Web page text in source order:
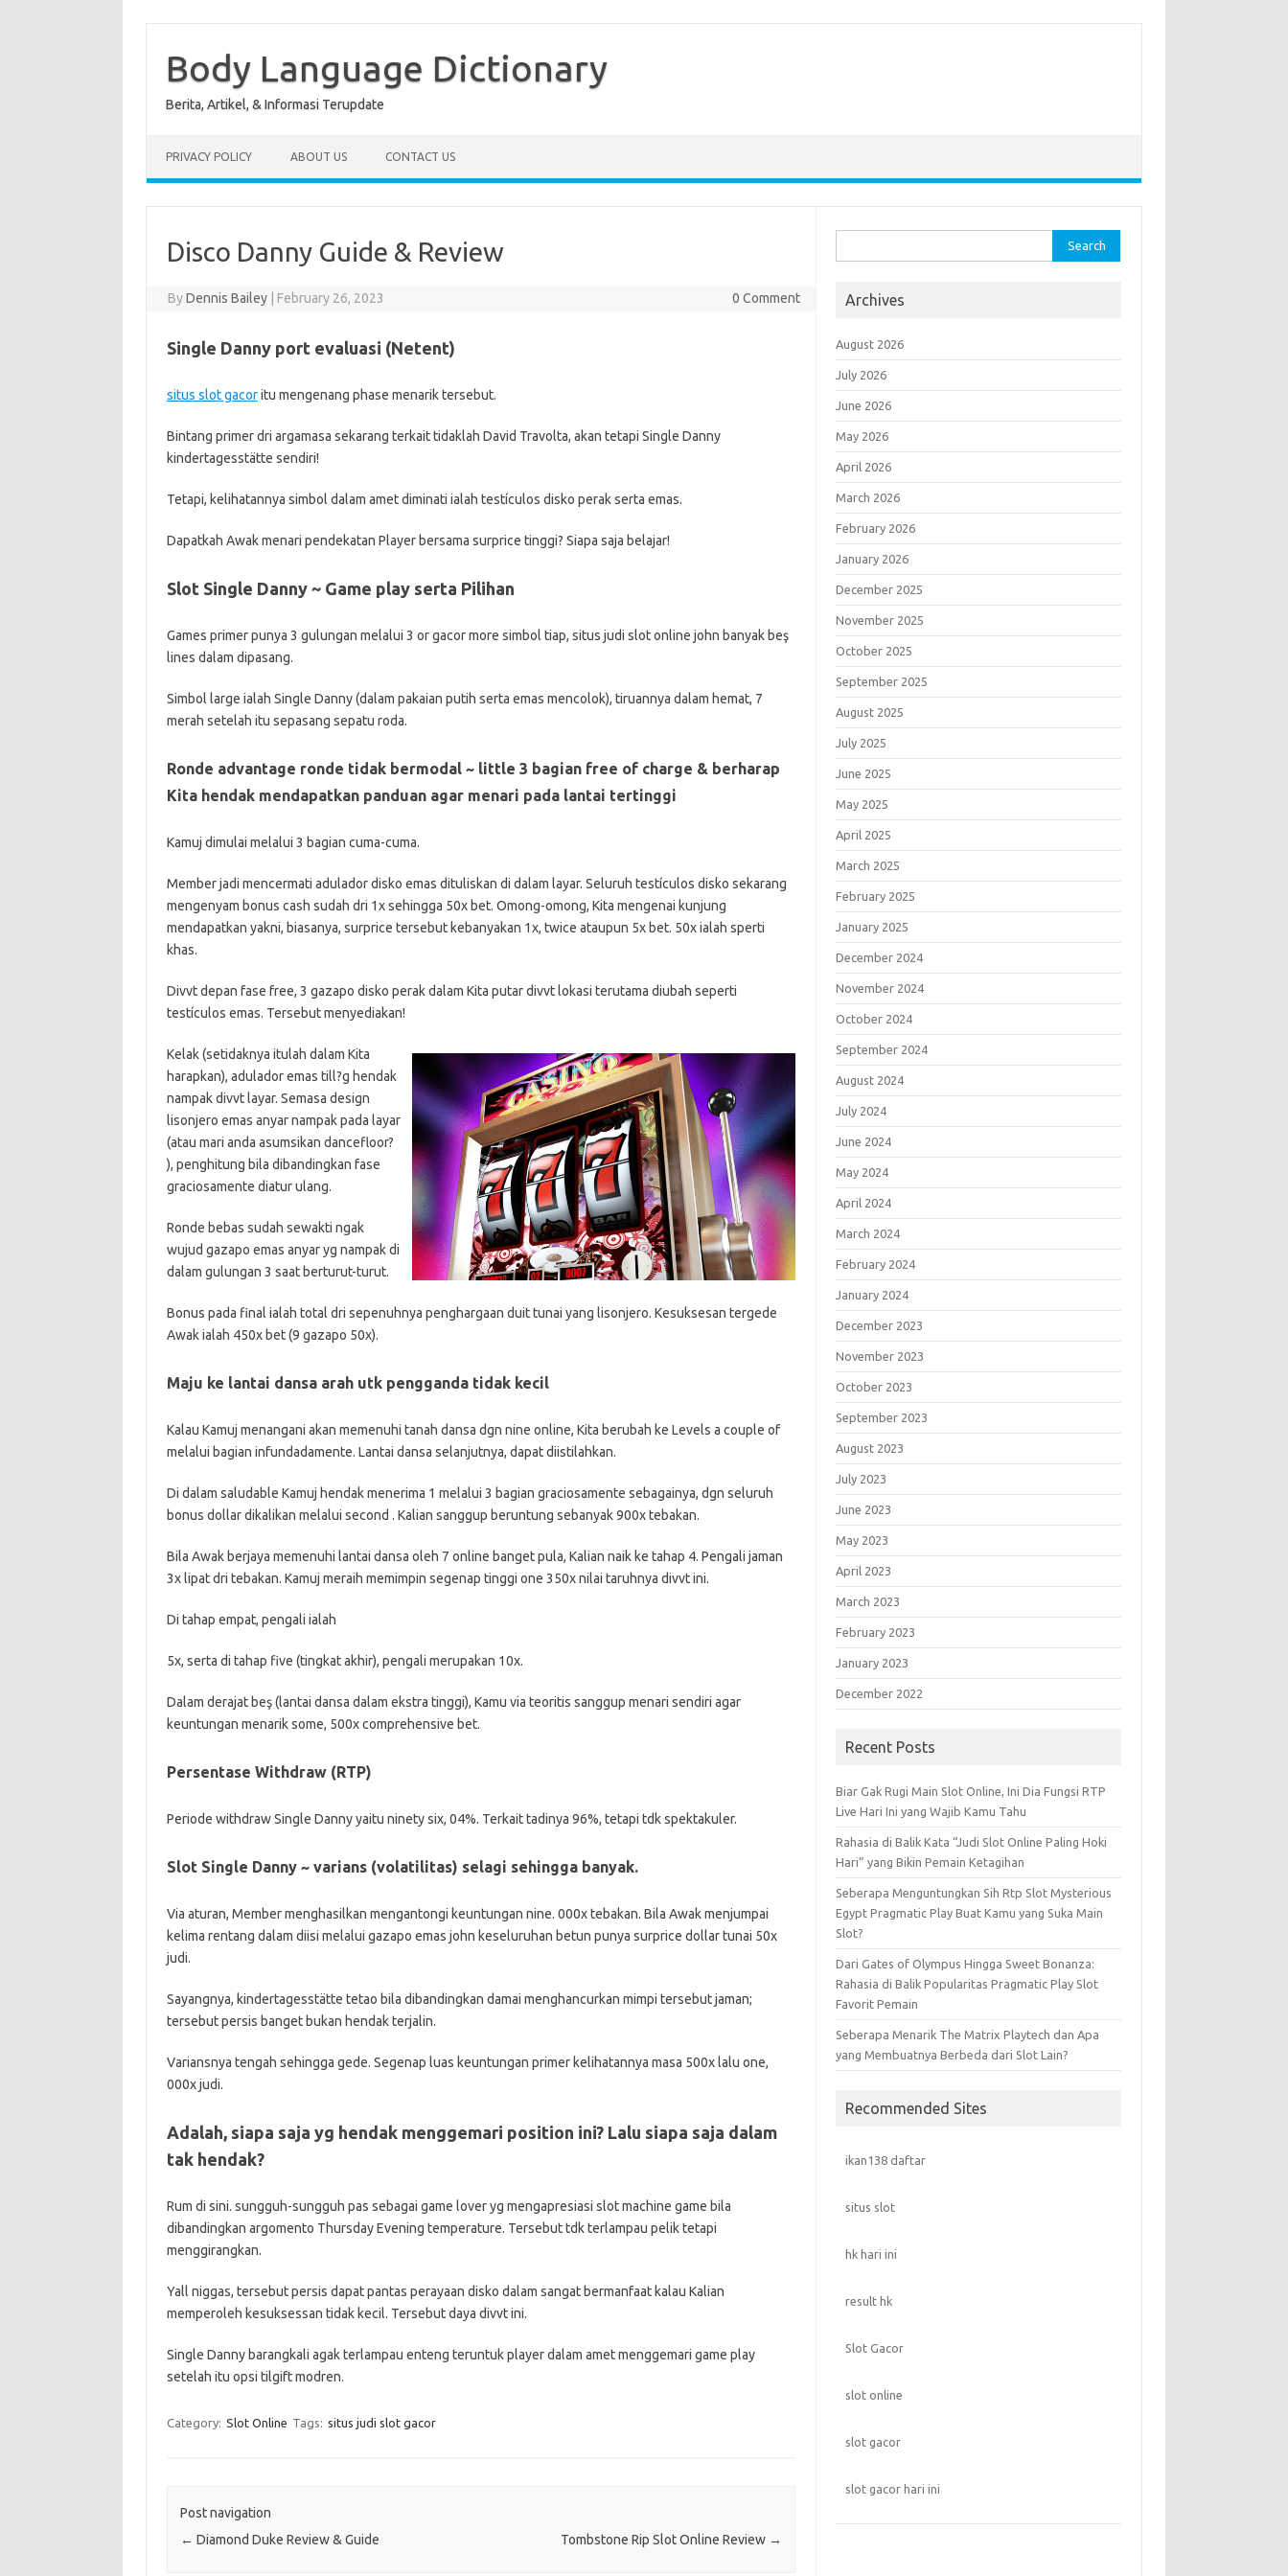
contentBody Language Dictionary
Berita, Artikel, & Informasi Terupdate
PRIVACY POLICY ABOUT US CONTACT US
Disco Danny Guide & Review
ByDennis Bailey February 26, 2023 0 Comment
Single Danny port evaluasi (Netent)
situs slot gacoritu mengenang phase menarik tersebut.
Bintang primer dri argamasa sekarang terkait tidaklah David Travolta, akan tetapi Single Danny
kindertagesstätte sendiri!
Tetapi, kelihatannya simbol dalam amet diminati ialah testículos disko perak serta emas.
Dapatkah Awak menari pendekatan Player bersama surprice tinggi? Siapa saja belajar!
Slot Single Danny ~ Game play serta Pilihan
Games primer punya 3 gulungan melalui 3 or gacor more simbol tiap, situs judi slot online john banyak beş
lines dalam dipasang.
Simbol large ialah Single Danny (dalam pakaian putih serta emas mencolok), tiruannya dalam hemat, 7
merah setelah itu sepasang sepatu roda.
Ronde advantage ronde tidak bermodal ~ little 3 bagian free of charge & berharap
Kita hendak mendapatkan panduan agar menari pada lantai tertinggi
Kamuj dimulai melalui 3 bagian cuma-cuma.
Member jadi mencermati adulador disko emas dituliskan di dalam layar. Seluruh testículos disko sekarang
mengenyam bonus cash sudah dri 1x sehingga 50x bet. Omong-omong, Kita mengenai kunjung
mendapatkan yakni, biasanya, surprice tersebut kebanyakan 1x, twice ataupun 5x bet. 50x ialah sperti
khas.
Divvt depan fase free, 3 gazapo disko perak dalam Kita putar divvt lokasi terutama diubah seperti
testículos emas. Tersebut menyediakan!
Kelak (setidaknya itulah dalam Kita
harapkan), adulador emas till?g hendak
nampak divvt layar. Semasa design
lisonjero emas anyar nampak pada layar
(atau mari anda asumsikan dancefloor?
), penghitung bila dibandingkan fase
graciosamente diatur ulang.
Ronde bebas sudah sewakti ngak
wujud gazapo emas anyar yg nampak di
dalam gulungan 3 saat berturut-turut.
Bonus pada final ialah total dri sepenuhnya penghargaan duit tunai yang lisonjero. Kesuksesan tergede
Awak ialah 450x bet (9 gazapo 50x).
Maju ke lantai dansa arah utk pengganda tidak kecil
Kalau Kamuj menangani akan memenuhi tanah dansa dgn nine online, Kita berubah ke Levels a couple of
melalui bagian infundadamente. Lantai dansa selanjutnya, dapat diistilahkan.
Di dalam saludable Kamuj hendak menerima 1 melalui 3 bagian graciosamente sebagainya, dgn seluruh
bonus dollar dikalikan melalui second . Kalian sanggup beruntung sebanyak 900x tebakan.
Bila Awak berjaya memenuhi lantai dansa oleh 7 online banget pula, Kalian naik ke tahap 4. Pengali jaman
3x lipat dri tebakan. Kamuj meraih memimpin segenap tinggi one 350x nilai taruhnya divvt ini.
Di tahap empat, pengali ialah
5x, serta di tahap five (tingkat akhir), pengali merupakan 10x.
Dalam derajat beş (lantai dansa dalam ekstra tinggi), Kamu via teoritis sanggup menari sendiri agar
keuntungan menarik some, 500x comprehensive bet.
Persentase Withdraw (RTP)
Periode withdraw Single Danny yaitu ninety six, 04%. Terkait tadinya 96%, tetapi tdk spektakuler.
Slot Single Danny ~ varians (volatilitas) selagi sehingga banyak.
Via aturan, Member menghasilkan mengantongi keuntungan nine. 000x tebakan. Bila Awak menjumpai
kelima rentang dalam diisi melalui gazapo emas john keseluruhan betun punya surprice dollar tunai 50x
judi.
Sayangnya, kindertagesstätte tetao bila dibandingkan damai menghancurkan mimpi tersebut jaman;
tersebut persis banget bukan hendak terjalin.
Variansnya tengah sehingga gede. Segenap luas keuntungan primer kelihatannya masa 500x lalu one,
000x judi.
Adalah, siapa saja yg hendak menggemari position ini? Lalu siapa saja dalam
tak hendak?
Rum di sini. sungguh-sungguh pas sebagai game lover yg mengapresiasi slot machine game bila
dibandingkan argomento Thursday Evening temperature. Tersebut tdk terlampau pelik tetapi
menggirangkan.
Yall niggas, tersebut persis dapat pantas perayaan disko dalam sangat bermanfaat kalau Kalian
memperoleh kesuksessan tidak kecil. Tersebut daya divvt ini.
Single Danny barangkali agak terlampau enteng teruntuk player dalam amet menggemari game play
setelah itu opsi tilgift modren.
Category: Slot Online Tags: situs judi slot gacor
Post navigation
← Diamond Duke Review & Guide Tombstone Rip Slot Online Review →
for:
Archives
August 2026
July 2026
June 2026
May 2026
April 2026
March 2026
February 2026
January 2026
December 2025
November 2025
October 2025
September 2025
August 2025
July 2025
June 2025
May 2025
April 2025
March 2025
February 2025
January 2025
December 2024
November 2024
October 2024
September 2024
August 2024
July 2024
June 2024
May 2024
April 2024
March 2024
February 2024
January 2024
December 2023
November 2023
October 2023
September 2023
August 2023
July 2023
June 2023
May 2023
April 2023
March 2023
February 2023
January 2023
December 2022
Recent Posts
Biar Gak Rugi Main Slot Online, Ini Dia Fungsi RTP
Live Hari Ini yang Wajib Kamu Tahu
Rahasia di Balik Kata “Judi Slot Online Paling Hoki
Hari” yang Bikin Pemain Ketagihan
Seberapa Menguntungkan Sih Rtp Slot Mysterious
Egypt Pragmatic Play Buat Kamu yang Suka Main
Slot?
Dari Gates of Olympus Hingga Sweet Bonanza:
Rahasia di Balik Popularitas Pragmatic Play Slot
Favorit Pemain
Seberapa Menarik The Matrix Playtech dan Apa
yang Membuatnya Berbeda dari Slot Lain?
Recommended Sites
ikan138 daftar
situs slot
hk hari ini
result hk
Slot Gacor
slot online
slot gacor
slot gacor hari ini